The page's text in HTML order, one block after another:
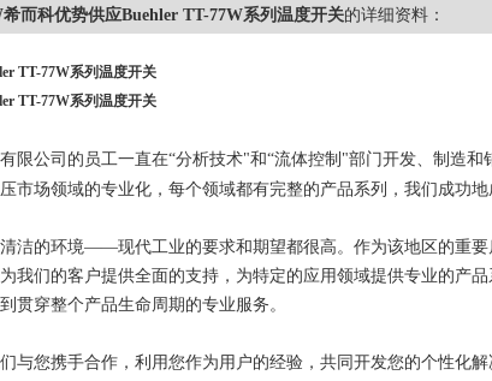
而科优势供应Buehler TT-77W系列温度开关的详细资料：
TT-77W系列温度开关
TT-77W系列温度开关
限公司的员工一直在“分析技术"和“流体控制"部门开发、制造
市场领域的专业化，每个领域都有完整的产品系列，我们成功
洁的环境——现代工业的要求和期望都很高。作为该地区的重要
我们的客户提供全面的支持，为特定的应用领域提供专业的产
贯穿整个产品生命周期的专业服务。
与您携手合作，利用您作为用户的经验，共同开发您的个性化